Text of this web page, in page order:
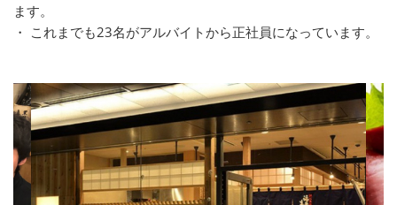
ます。
・ これまでも23名がアルバイトから正社員になっています。